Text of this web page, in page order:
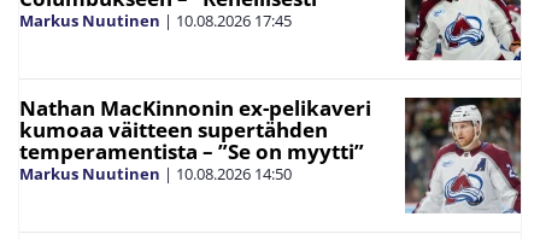
Markus Nuutinen | 10.08.2026 17:45
Nathan MacKinnonin ex-pelikaveri
kumoaa väitteen supertähden
temperamentista – ”Se on myytti”
Markus Nuutinen | 10.08.2026 14:50